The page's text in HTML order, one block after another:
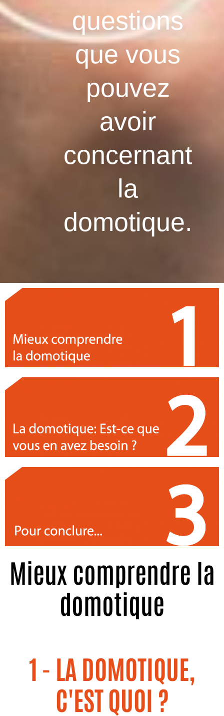
questions
que vous
pouvez
avoir
concernant
la
domotique.
Mieux comprendre la
domotique
1 - LA DOMOTIQUE,
C'EST QUOI ?